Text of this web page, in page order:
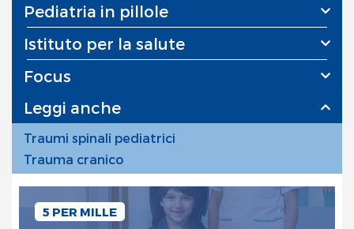
Pediatria in pillole
Istituto per la salute
Focus
Leggi anche
Traumi spinali pediatrici
Trauma cranico
5 PER MILLE